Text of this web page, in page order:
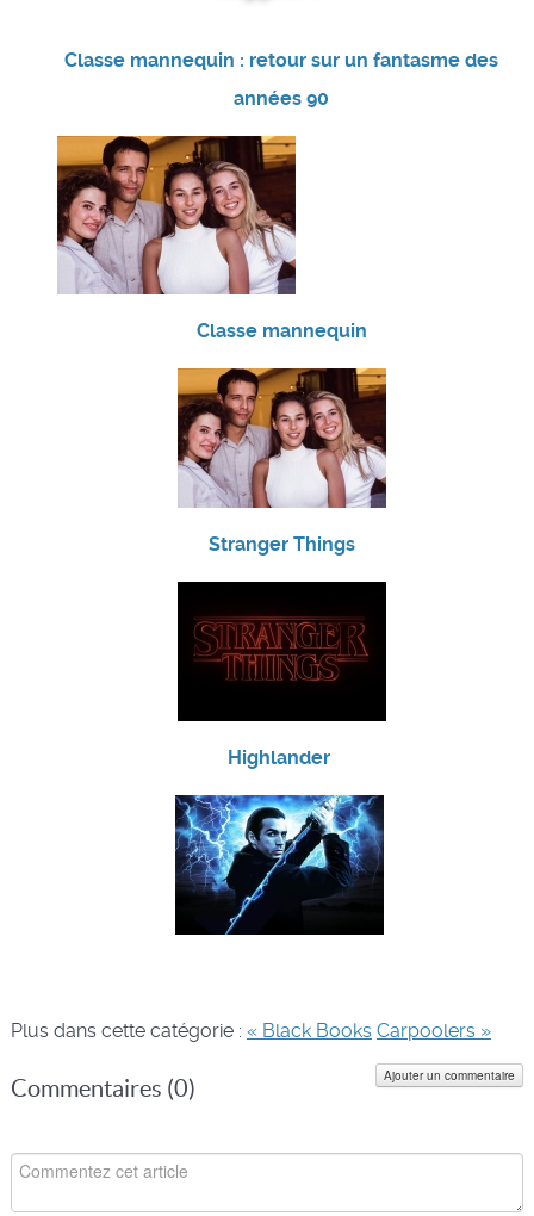
Classe mannequin : retour sur un fantasme des
années 90
Classe mannequin
Stranger Things
Highlander
Plus dans cette catégorie : « Black Books Carpoolers »
Commentaires (0)
Ajouter un commentaire